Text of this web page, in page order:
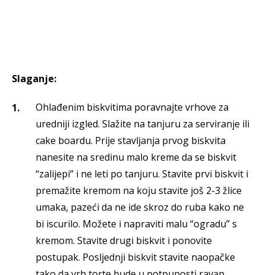
Slaganje:
Ohlađenim biskvitima poravnajte vrhove za
uredniji izgled. Slažite na tanjuru za serviranje ili
cake boardu. Prije stavljanja prvog biskvita
nanesite na sredinu malo kreme da se biskvit
“zalijepi” i ne leti po tanjuru. Stavite prvi biskvit i
premažite kremom na koju stavite još 2-3 žlice
umaka, pazeći da ne ide skroz do ruba kako ne
bi iscurilo. Možete i napraviti malu “ogradu” s
kremom. Stavite drugi biskvit i ponovite
postupak. Posljednji biskvit stavite naopačke